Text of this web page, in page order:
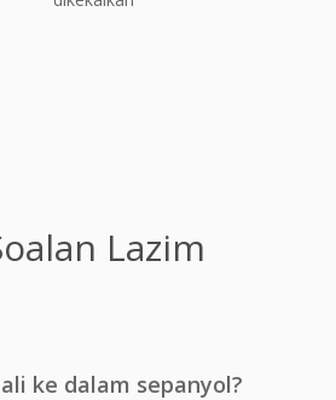
Lazim
ke dalam sepanyol?